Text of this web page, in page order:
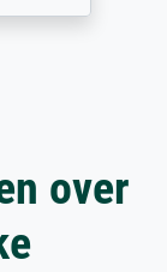
over